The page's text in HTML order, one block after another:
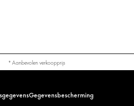
* Aanbevolen verkoopprijs
Gegevensbescherming